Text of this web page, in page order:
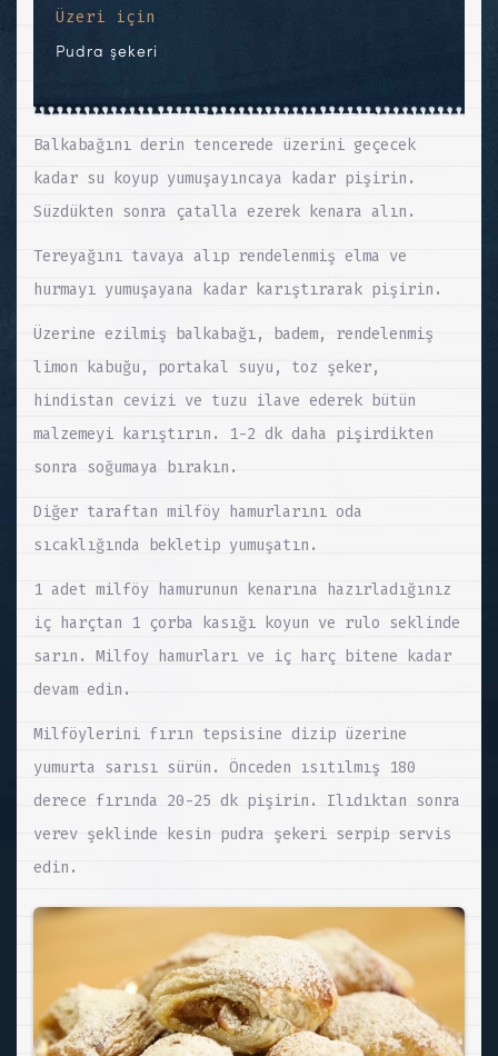
Üzeri için
Pudra şekeri
Balkabağını derin tencerede üzerini geçecek
kadar su koyup yumuşayıncaya kadar pişirin.
Süzdükten sonra çatalla ezerek kenara alın.
Tereyağını tavaya alıp rendelenmiş elma ve
hurmayı yumuşayana kadar karıştırarak pişirin.
Üzerine ezilmiş balkabağı, badem, rendelenmiş
limon kabuğu, portakal suyu, toz şeker,
hindistan cevizi ve tuzu ilave ederek bütün
malzemeyi karıştırın. 1-2 dk daha pişirdikten
sonra soğumaya bırakın.
Diğer taraftan milföy hamurlarını oda
sıcaklığında bekletip yumuşatın.
1 adet milföy hamurunun kenarına hazırladığınız
iç harçtan 1 çorba kasığı koyun ve rulo seklinde
sarın. Milfoy hamurları ve iç harç bitene kadar
devam edin.
Milföylerini fırın tepsisine dizip üzerine
yumurta sarısı sürün. Önceden ısıtılmış 180
derece fırında 20-25 dk pişirin. Ilıdıktan sonra
verev şeklinde kesin pudra şekeri serpip servis
edin.